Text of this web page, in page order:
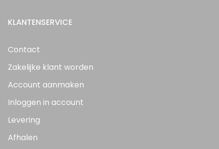
KLANTENSERVICE
Contact
Zakelijke klant worden
Account aanmaken
Inloggen in account
Levering
Afhalen